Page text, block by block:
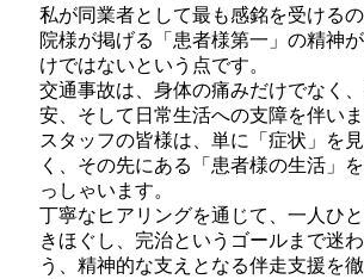
私が同業者として最も感銘を受ける
院様が掲げる「患者様第一」の精神
けではないという点です。
交通事故は、身体の痛みだけでなく
安、そして日常生活への支障を伴いま
スタッフの皆様は、単に「症状」を
く、その先にある「患者様の生活」
っしゃいます。
丁寧なヒアリングを通じて、一人ひ
きほぐし、完治というゴールまで迷
う、精神的な支えとなる伴走支援を